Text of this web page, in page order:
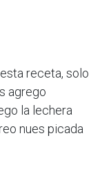
receta, solo
agrego
la lechera
nues picada